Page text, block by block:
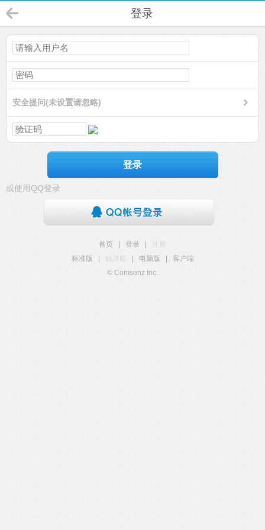
登录
安全提问(未设置请忽略)
登录
或使用QQ登录
首页 登录
注册
标准版
触屏版 电脑版
客户端
© Comsenz Inc.